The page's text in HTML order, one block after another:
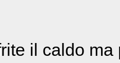
il caldo